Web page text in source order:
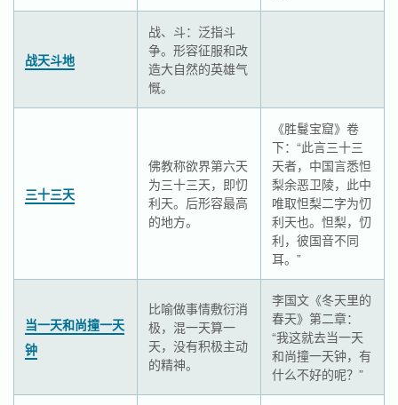
战天斗地
战、斗：泛指斗
争。形容征服和改
造大自然的英雄气
慨。
三十三天
佛教称欲界第六天
为三十三天，即忉
利天。后形容最高
的地方。
《胜鬘宝窟》卷
下：“此言三十三
天者，中国言悉怛
梨余恶卫陵，此中
唯取怛梨二字为忉
利天也。怛梨，忉
利，彼国音不同
耳。”
当一天和尚撞一天
钟
比喻做事情敷衍消
极，混一天算一
天，没有积极主动
的精神。
李国文《冬天里的
春天》第二章：
“我这就去当一天
和尚撞一天钟，有
什么不好的呢？”